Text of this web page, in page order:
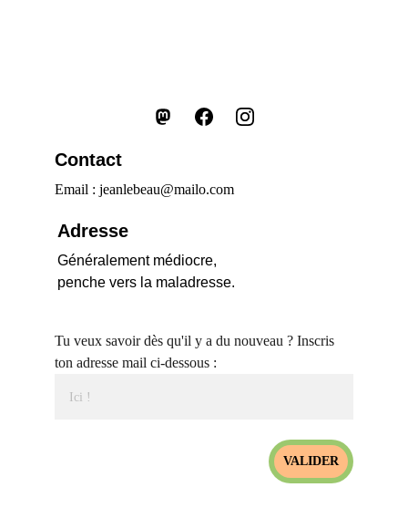
Adresse
Généralement médiocre,
penche vers la maladresse.
Contact
Email : jeanlebeau@mailo.com
Tu veux savoir dès qu'il y a du nouveau ? Inscris
ton adresse mail ci-dessous :
VALIDER